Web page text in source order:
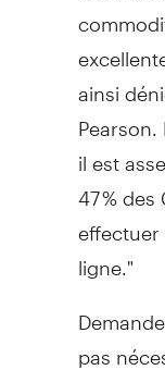
ainsi
il est
47 %
ligne."
pas